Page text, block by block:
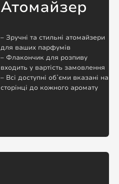
Атомайзер
– Зручні та стильні атомайзери
для ваших парфумів
– Флакончик для розпиву
входить у вартість замовлення
– Всі доступні обʼєми вказані на
сторінці до кожного аромату